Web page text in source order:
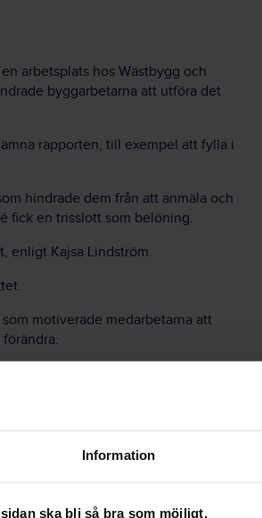
Information
ska bli så bra som möjligt.
arbetsplats hos Wästbygg och
byggarbetarna att utföra det
rapporten, till exempel att fylla i
hindrade dem från att anmäla och
fick en trisslott som belöning.
enligt Kajsa Lindström.
motiverade medarbetarna att
idéer från medarbetarna.
På det sättet blev det enkelt